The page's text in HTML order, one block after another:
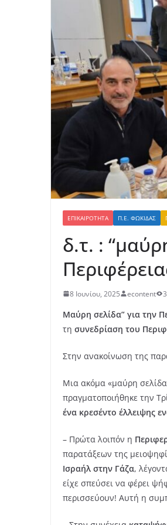
ΕΠΙΚΑΙΡΌΤΗΤΑ Π.Ε. ΦΩΚΊΔΑΣ
δ.τ. :
8 Ιουνίου, 2025 econtent
Μαύρη σελίδα” για την
τη συνεδρίαση του
Στην ανακοίνωση της
Μια ακόμα «μαύρη
πραγματοποιήθηκε την
ένα κρεσέντο έλλειψης
– Πρώτα λοιπόν η
παρατάξεων της
Ισραήλ στην Γάζα,
είχε σπεύσει να φέρει
περισσεύουν! Αυτή η